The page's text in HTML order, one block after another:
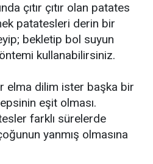
çıtır çıtır olan patates
patatesleri derin bir
bekletip bol suyun
kullanabilirsiniz.
elma dilim ister başka bir
eşit olması.
farklı sürelerde
yanmış olmasına